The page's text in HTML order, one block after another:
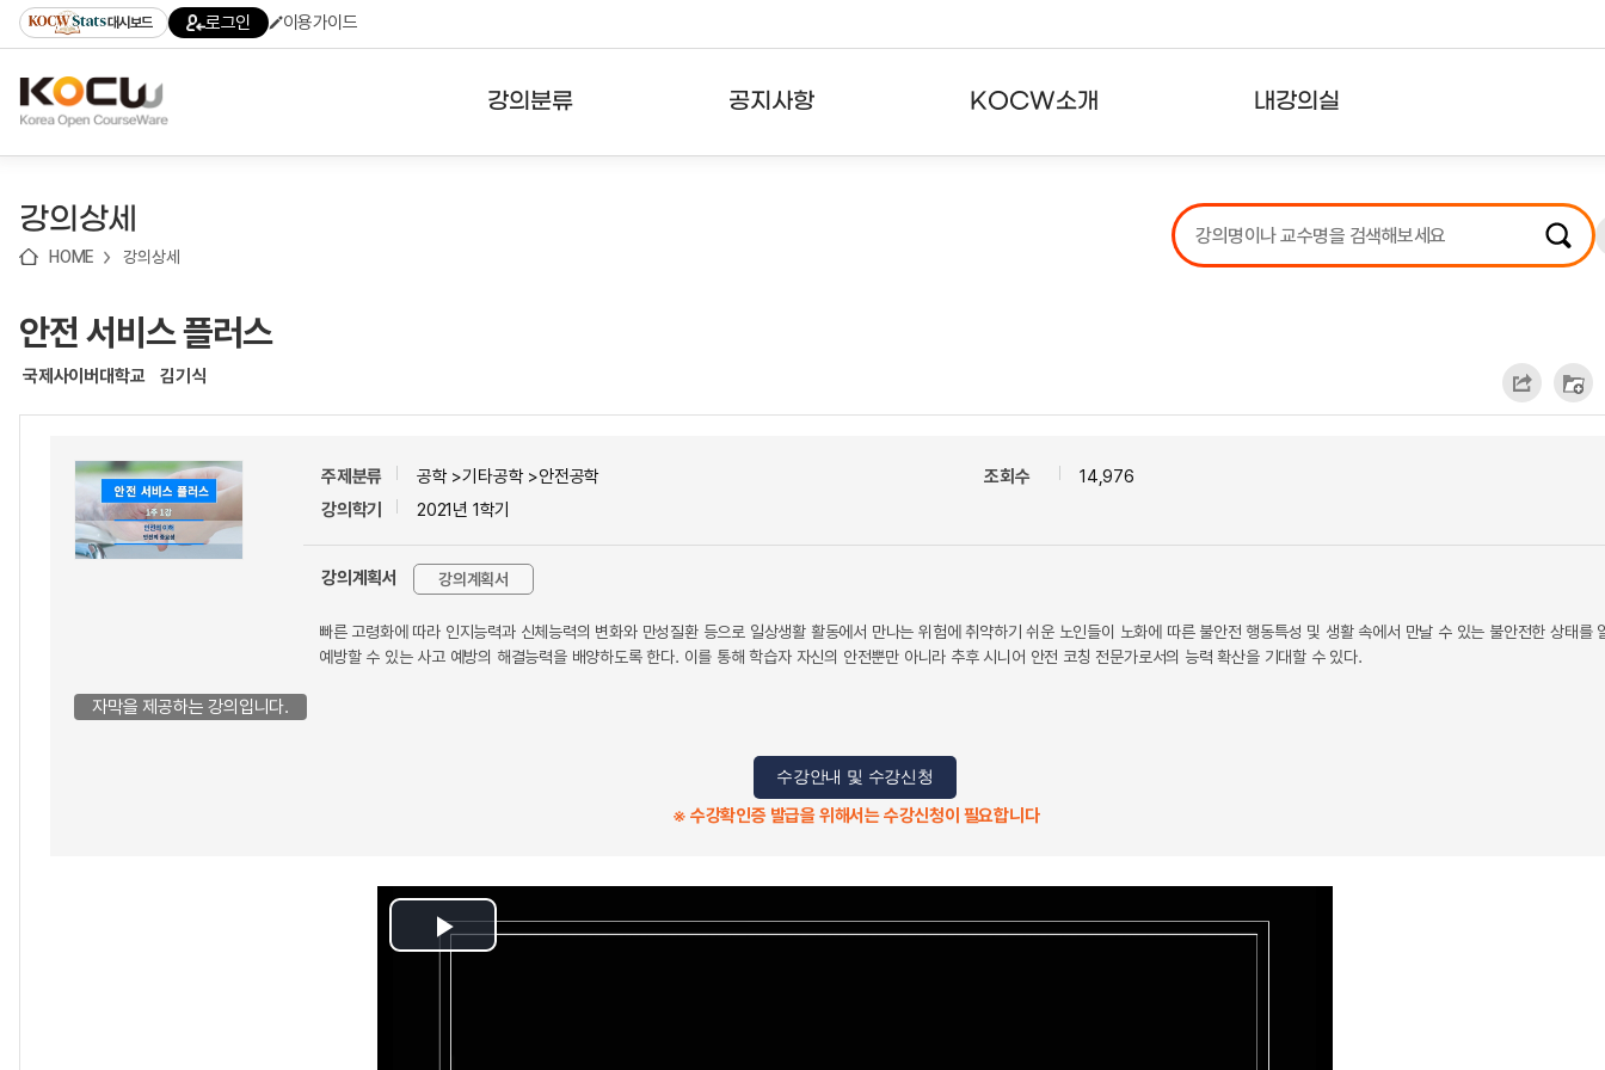
기
기
기
content)
가
대시보드 로그인 이용가이드
강의분류 공지사항 KOCW소개 내강의실
강의리스트
수강확인증강의
강의상세
HOME 강의상세
안전 서비스 플러스
국제사이버대학교 김기식
주제분류
공학 >기타공학 >안전공학
강의학기
2021년 1학기
조회수 14,976
강의계획서 강의계획서
빠른 고령화에 따라 인지능력과 신체능력의 변화와 만성질환 등으로 일상생활 활동에서 만나는 위험에 취약하기 쉬운 노인들이 노화에 따른 불안전 행동특성 및 생활 속에서 만날 수 있는 불안전한 상태를
예방할 수 있는 사고 예방의 해결능력을 배양하도록 한다. 이를 통해 학습자 자신의 안전뿐만 아니라 추후 시니어 안전 코칭 전문가로서의 능력 확산을 기대할 수 있다.
자막을 제공하는 강의입니다.
수강안내 및 수강신청
※ 수강확인증 발급을 위해서는 수강신청이 필요합니다
Play